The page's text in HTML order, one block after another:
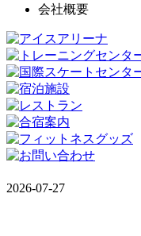
会社概要
2026-07-27